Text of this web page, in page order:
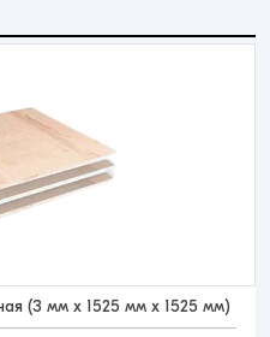
(3 мм x 1525 мм x 1525 мм)